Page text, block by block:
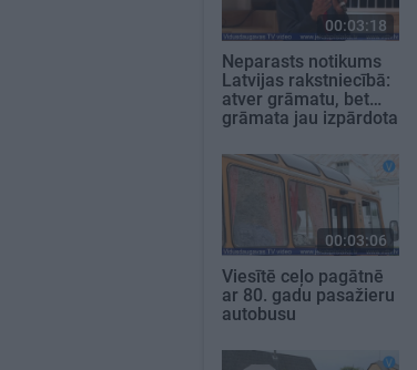
00:03:18
Neparasts notikums
Latvijas rakstniecībā:
atver grāmatu, bet…
grāmata jau izpārdota
00:03:06
Viesītē ceļo pagātnē
ar 80. gadu pasažieru
autobusu